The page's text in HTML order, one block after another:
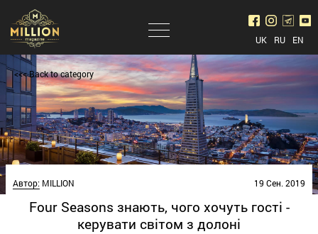
UK RU EN
<<< Back to category
Автор:MILLION 19 Сен. 2019
Four Seasons знають, чого хочуть гості -
керувати світом з долоні